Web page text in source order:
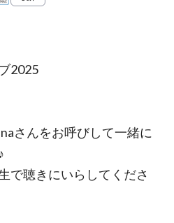
2025
さんをお呼びして一緒に
で聴きにいらしてくださ